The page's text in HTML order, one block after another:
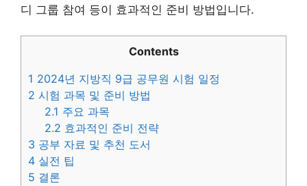
디 그룹 참여 등이 효과적인 준비 방법입니다.
Contents
1 2024년 지방직 9급 공무원 시험 일정
2 시험 과목 및 준비 방법
2.1 주요 과목
2.2 효과적인 준비 전략
3 공부 자료 및 추천 도서
4 실전 팁
5 결론